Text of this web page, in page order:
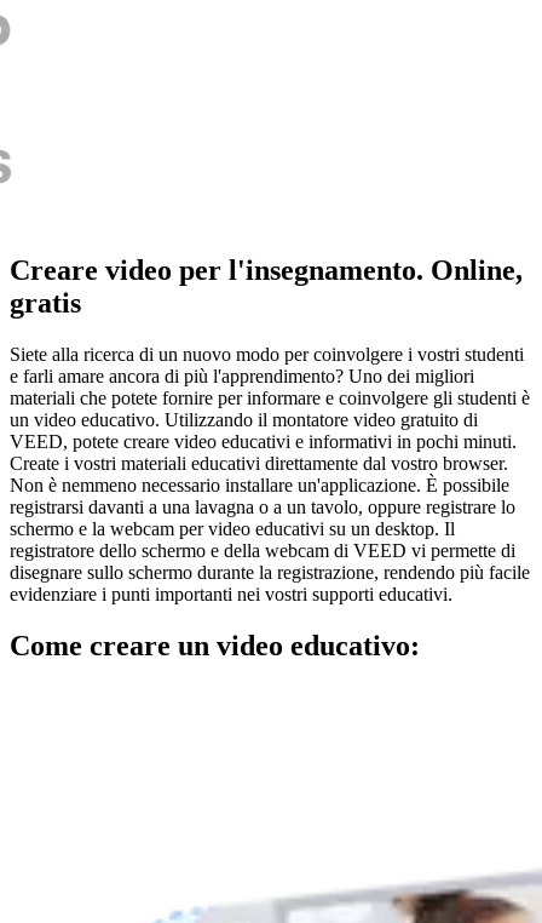
Creare video per l'insegnamento. Online,
gratis
Siete alla ricerca di un nuovo modo per coinvolgere i vostri studenti
e farli amare ancora di più l'apprendimento? Uno dei migliori
materiali che potete fornire per informare e coinvolgere gli studenti è
un video educativo. Utilizzando il montatore video gratuito di
VEED, potete creare video educativi e informativi in pochi minuti.
Create i vostri materiali educativi direttamente dal vostro browser.
Non è nemmeno necessario installare un'applicazione. È possibile
registrarsi davanti a una lavagna o a un tavolo, oppure registrare lo
schermo e la webcam per video educativi su un desktop. Il
registratore dello schermo e della webcam di VEED vi permette di
disegnare sullo schermo durante la registrazione, rendendo più facile
evidenziare i punti importanti nei vostri supporti educativi.
Come creare un video educativo: